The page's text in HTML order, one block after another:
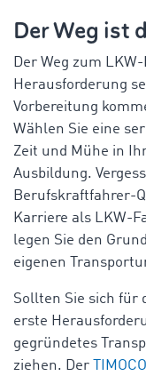
Der Weg ist
Der Weg zum
Herausforderung
Vorbereitung
Wählen Sie eine
Zeit und Mühe in
Ausbildung.
Berufskraftfahrer-
Karriere als LKW-
legen Sie den
eigenen
Sollten Sie sich für
erste
gegründetes
ziehen. Der